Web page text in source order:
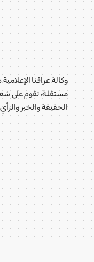
وكالة عراقنا
مستقلة، تقوم على
الحقيقة والخبر